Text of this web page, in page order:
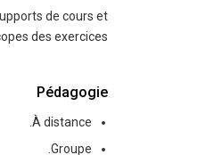
de cours et
des exercices.
Pédagogie
À distance.
Groupe.